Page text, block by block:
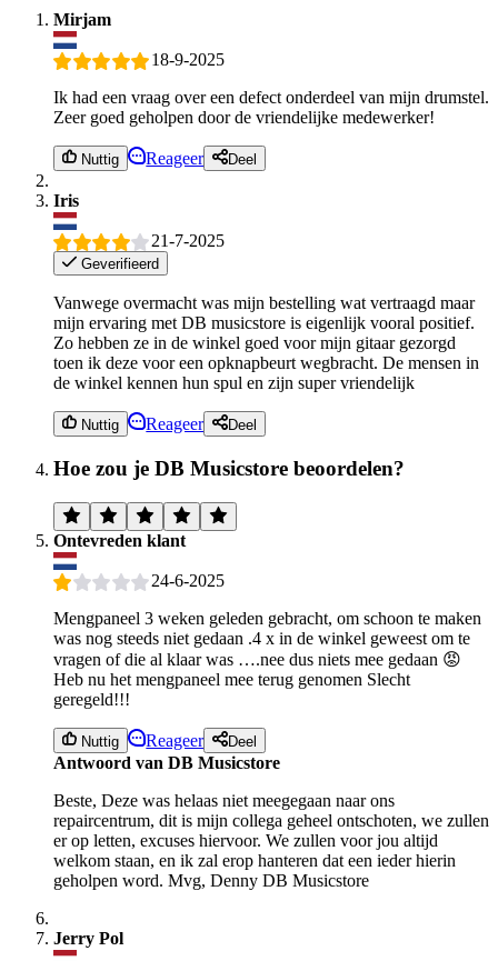
Mirjam
18-9-2025
Ik had een vraag over een defect onderdeel van mijn drumstel.
Zeer goed geholpen door de vriendelijke medewerker!
Nuttig Reageer Deel
Iris
21-7-2025
Geverifieerd
Vanwege overmacht was mijn bestelling wat vertraagd maar
mijn ervaring met DB musicstore is eigenlijk vooral positief.
Zo hebben ze in de winkel goed voor mijn gitaar gezorgd
toen ik deze voor een opknapbeurt wegbracht. De mensen in
de winkel kennen hun spul en zijn super vriendelijk
Nuttig Reageer Deel
Hoe zou je DB Musicstore beoordelen?
Ontevreden klant
24-6-2025
Mengpaneel 3 weken geleden gebracht, om schoon te maken
was nog steeds niet gedaan .4 x in de winkel geweest om te
vragen of die al klaar was ….nee dus niets mee gedaan 😡
Heb nu het mengpaneel mee terug genomen Slecht
geregeld!!!
Nuttig Reageer Deel
Antwoord van DB Musicstore
Beste, Deze was helaas niet meegegaan naar ons
repaircentrum, dit is mijn collega geheel ontschoten, we zullen
er op letten, excuses hiervoor. We zullen voor jou altijd
welkom staan, en ik zal erop hanteren dat een ieder hierin
geholpen word. Mvg, Denny DB Musicstore
Jerry Pol